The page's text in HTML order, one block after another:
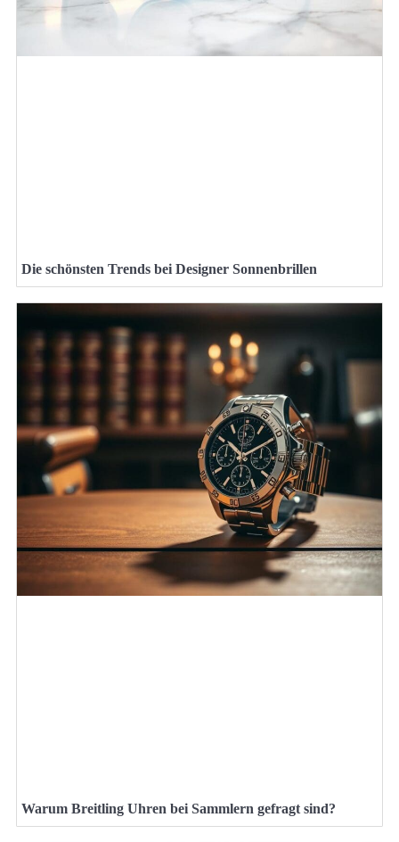
Die schönsten Trends bei Designer Sonnenbrillen
Warum Breitling Uhren bei Sammlern gefragt sind?